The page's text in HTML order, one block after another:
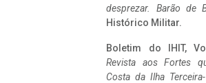
desprezar. Barão de
Histórico Militar.
Boletim do IHIT,
Revista aos Fortes
Costa da Ilha